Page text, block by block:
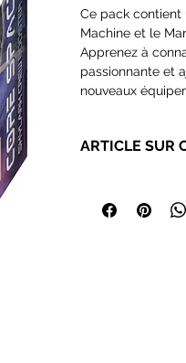
Ce pack contient
Machine et le
Apprenez à
passionnante et
nouveaux
- 4 plateaux de
ARTICLE SUR
auprès de nos